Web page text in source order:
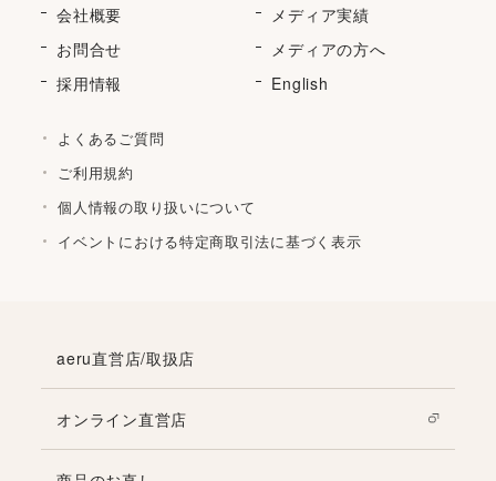
会社概要
メディア実績
お問合せ
メディアの方へ
採用情報
English
よくあるご質問
ご利用規約
個人情報の取り扱いについて
イベントにおける特定商取引法に基づく表示
aeru直営店/取扱店
オンライン直営店